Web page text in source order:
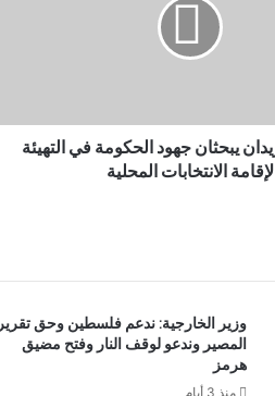
يبحثان جهود الحكومة في التهيئة
لإقامة الانتخابات المحلية
وزير الخارجية: ندعم فلسطين وحق تقرير
المصير وندعو لوقف النار وفتح مضيق
هرمز
منذ 3 أيام